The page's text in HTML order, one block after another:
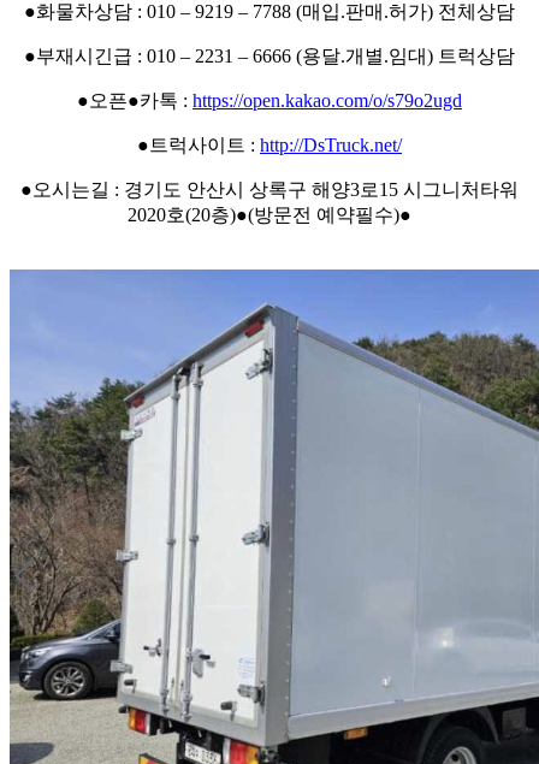
●화물차상담 : 010 – 9219 – 7788 (매입.판매.허가) 전체상담
●부재시긴급 : 010 – 2231 – 6666 (용달.개별.임대) 트럭상담
●오픈●카톡 : https://open.kakao.com/o/s79o2ugd
●트럭사이트 : http://DsTruck.net/
●오시는길 : 경기도 안산시 상록구 해양3로15 시그니처타워
2020호(20층)●(방문전 예약필수)●